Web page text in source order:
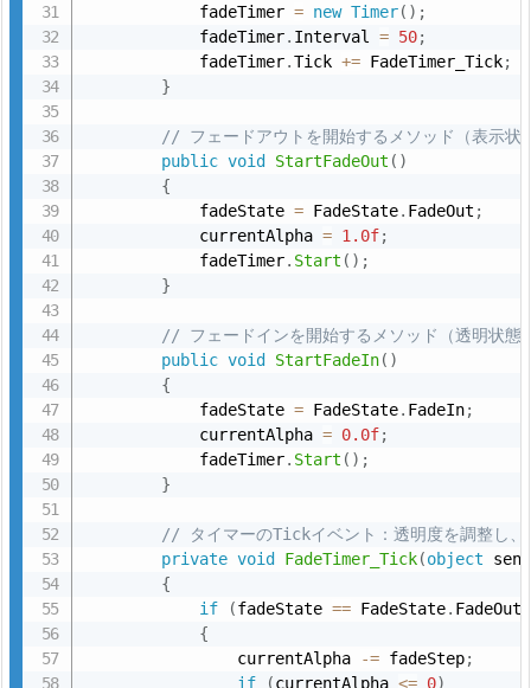
ー
実
装
解
説
2.
2.
3
重
な
ポ
イ
3.
フ
            fadeTimer
= new Timer( ) ;
            fadeTimer
. Interval = 50;
            fadeTimer
.Tick += FadeTimer_Tick;
}
// フェードアウトを開始するメソッド（表示状
public void StartFadeOut ( )
{
            fadeState
= FadeState. FadeOut ;
            currentAlpha
= 1.0f;
            fadeTimer
. Start ( ) ;
}
// フェードインを開始するメソッド（透明状態
public void StartFadeIn( )
{
            fadeState
= FadeState. FadeIn;
            currentAlpha
= 0.0f;
            fadeTimer
. Start ( ) ;
}
// タイマーのTickイベント：透明度を調整し、
private void FadeTimer_Tick(object
{
if
(fadeState == FadeState. FadeOut
{
                currentAlpha
-= fadeStep;
if
(currentAlpha <= 0)